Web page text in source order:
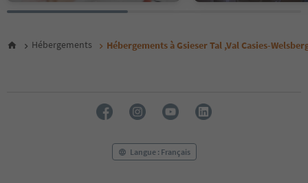
Hébergements Hébergements à Gsieser Tal ,Val Casies-
Langue : Français